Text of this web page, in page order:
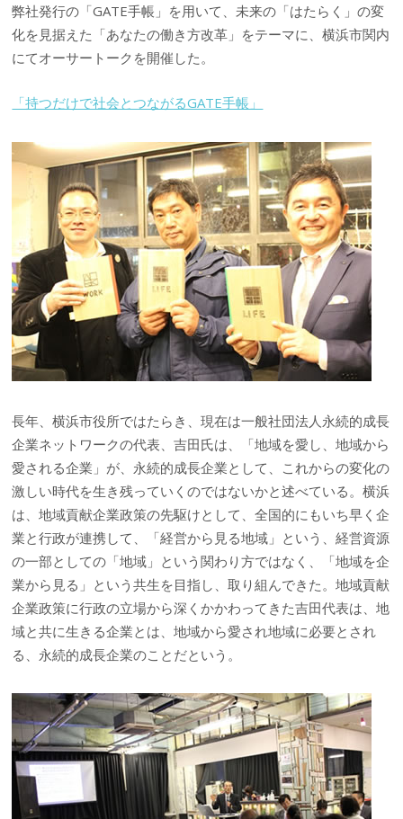
弊社発行の「GATE手帳」を用いて、未来の「はたらく」の変
化を見据えた「あなたの働き方改革」をテーマに、横浜市関内
にてオーサートークを開催した。
「持つだけで社会とつながるGATE手帳」
長年、横浜市役所ではたらき、現在は一般社団法人永続的成長
企業ネットワークの代表、吉田氏は、「地域を愛し、地域から
愛される企業」が、永続的成長企業として、これからの変化の
激しい時代を生き残っていくのではないかと述べている。横浜
は、地域貢献企業政策の先駆けとして、全国的にもいち早く企
業と行政が連携して、「経営から見る地域」という、経営資源
の一部としての「地域」という関わり方ではなく、「地域を企
業から見る」という共生を目指し、取り組んできた。地域貢献
企業政策に行政の立場から深くかかわってきた吉田代表は、地
域と共に生きる企業とは、地域から愛され地域に必要とされ
る、永続的成長企業のことだという。